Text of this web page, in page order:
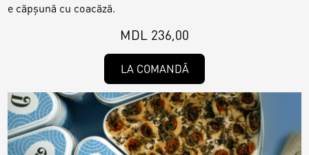
e căpșună cu coacăză.
MDL 236,00
LA COMANDĂ